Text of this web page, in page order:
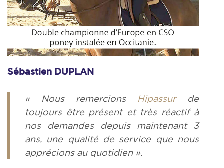
Sébastien DUPLAN
« Nous remercions Hipassurde
toujours être présent et très réactif à
nos demandes depuis maintenant 3
ans, une qualité de service que nous
apprécions au quotidien ».